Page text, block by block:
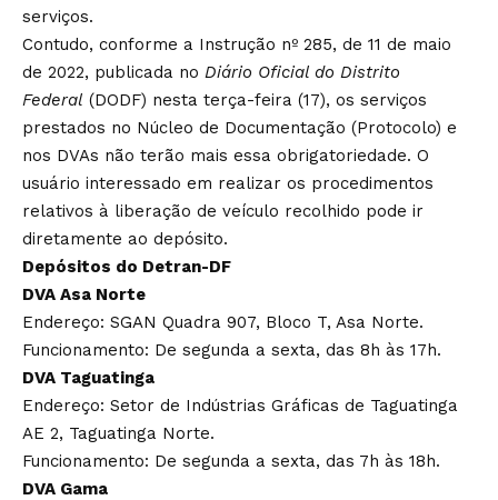
serviços.
Contudo, conforme a Instrução nº 285, de 11 de maio
de 2022, publicada no Diário Oficial do Distrito
Federal (DODF) nesta terça-feira (17), os serviços
prestados no Núcleo de Documentação (Protocolo) e
nos DVAs não terão mais essa obrigatoriedade. O
usuário interessado em realizar os procedimentos
relativos à liberação de veículo recolhido pode ir
diretamente ao depósito.
Depósitos do Detran-DF
DVA Asa Norte
Endereço: SGAN Quadra 907, Bloco T, Asa Norte.
Funcionamento: De segunda a sexta, das 8h às 17h.
DVA Taguatinga
Endereço: Setor de Indústrias Gráficas de Taguatinga
AE 2, Taguatinga Norte.
Funcionamento: De segunda a sexta, das 7h às 18h.
DVA Gama